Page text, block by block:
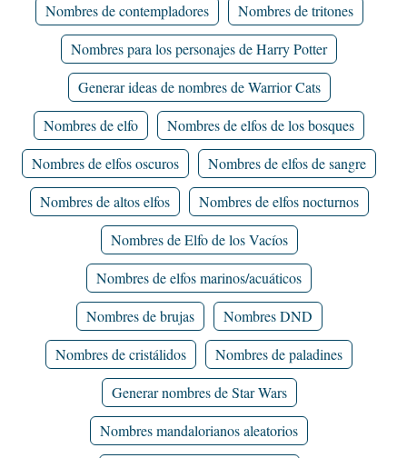
Nombres de contempladores
Nombres de tritones
Nombres para los personajes de Harry Potter
Generar ideas de nombres de Warrior Cats
Nombres de elfo
Nombres de elfos de los bosques
Nombres de elfos oscuros
Nombres de elfos de sangre
Nombres de altos elfos
Nombres de elfos nocturnos
Nombres de Elfo de los Vacíos
Nombres de elfos marinos/acuáticos
Nombres de brujas
Nombres DND
Nombres de cristálidos
Nombres de paladines
Generar nombres de Star Wars
Nombres mandalorianos aleatorios